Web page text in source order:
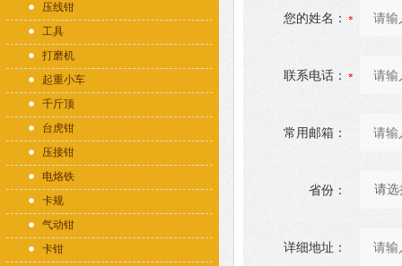
压线钳
工具
打磨机
起重小车
千斤顶
台虎钳
压接钳
电烙铁
卡规
气动钳
卡钳
您的姓名：
联系电话：
常用邮箱：
省份：
详细地址：